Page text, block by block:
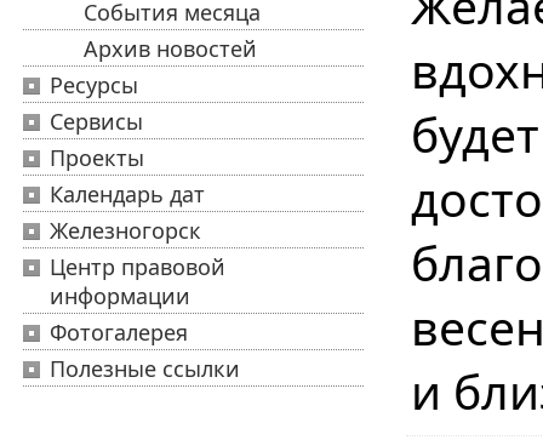
События месяца
Архив новостей
Ресурсы
Сервисы
Проекты
Календарь дат
Железногорск
Центр правовой
информации
Фотогалерея
Полезные ссылки
и